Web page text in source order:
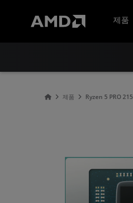
제품
제품 Ryzen 5 PRO 215